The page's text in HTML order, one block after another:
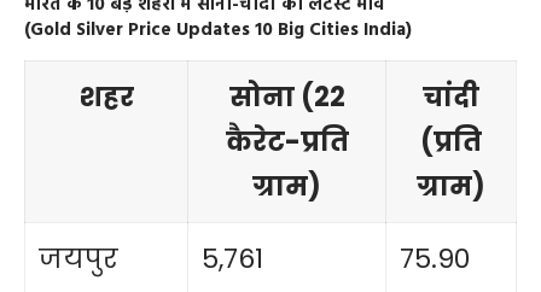
(Gold Silver Price Updates 10 Big Cities India)
शहर
सोना (22
कैरेट-प्रति
ग्राम)
चांदी
(प्रति
ग्राम)
जयपुर
5,761
75.90